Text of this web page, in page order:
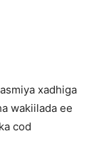
xadhiga
wakiilada ee
cod